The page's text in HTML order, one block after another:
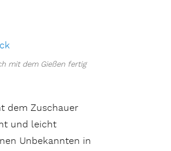
mit dem Gießen fertig
dem Zuschauer
und leicht
Unbekannten in